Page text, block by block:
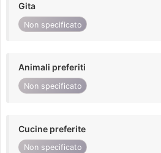
Gita
Non specificato
Animali preferiti
Non specificato
Cucine preferite
Non specificato